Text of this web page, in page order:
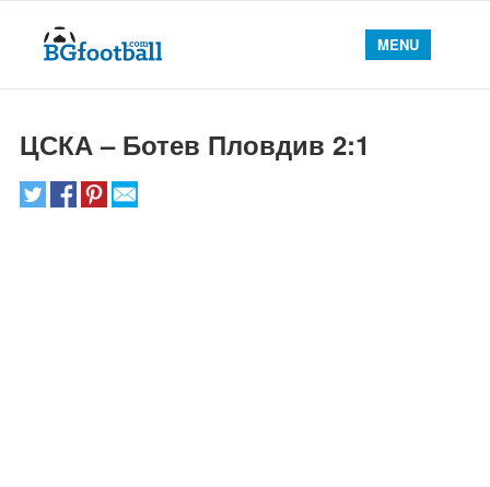
MENU
ЦСКА – Ботев Пловдив 2:1